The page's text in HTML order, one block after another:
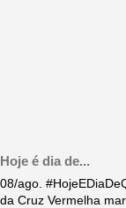
Hoje é dia de...
08/ago.
da Cruz Vermelha